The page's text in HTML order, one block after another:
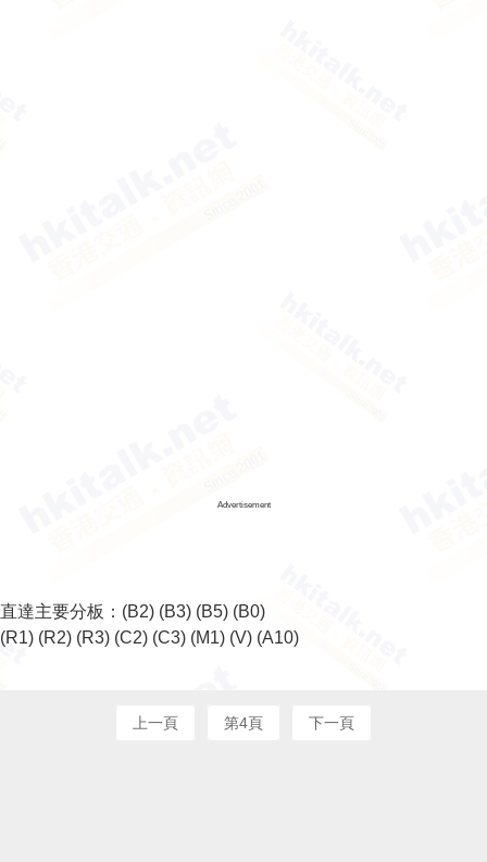
Advertisement
直達主要分板： (B2) (B3) (B5) (B0)
(R1) (R2) (R3) (C2) (C3) (M1) (V) (A10)
上一頁 第4頁 下一頁